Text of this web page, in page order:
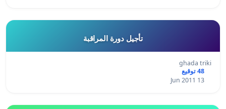
تأجيل دورة المراقبة
ghada triki
48 توقيع
13 Jun 2011